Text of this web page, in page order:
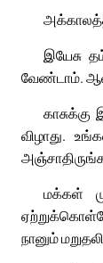
இயேசு
வேண்டாம்.
விழாது.
மக்கள்
நானும்